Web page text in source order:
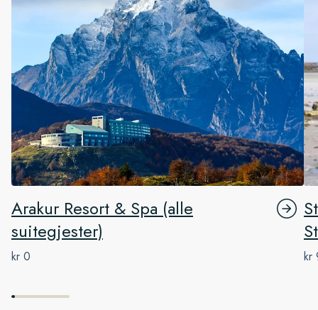
Arakur Resort & Spa (alle
suitegjester)
kr 0 kr